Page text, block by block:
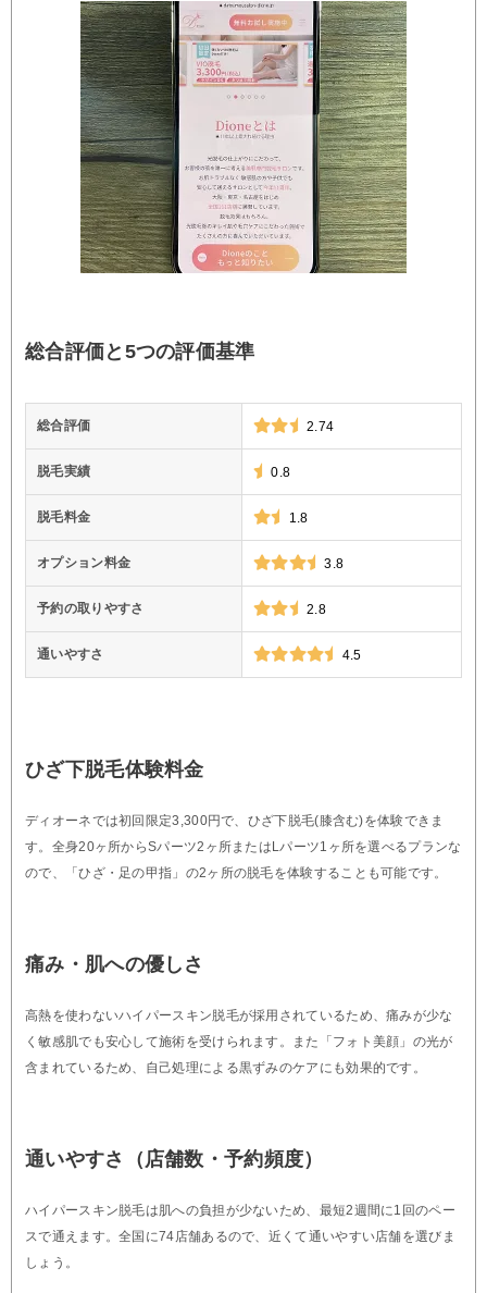
総合評価と5つの評価基準
総合評価 2.74
脱毛実績 0.8
脱毛料金 1.8
オプション料金 3.8
予約の取りやすさ 2.8
通いやすさ 4.5
ひざ下脱毛体験料金
ディオーネでは初回限定3,300円で、ひざ下脱毛(膝含む)を体験できま
す。全身20ヶ所からSパーツ2ヶ所またはLパーツ1ヶ所を選べるプランな
ので、「ひざ・足の甲指」の2ヶ所の脱毛を体験することも可能です。
痛み・肌への優しさ
高熱を使わないハイパースキン脱毛が採用されているため、痛みが少な
く敏感肌でも安心して施術を受けられます。また「フォト美顔」の光が
含まれているため、自己処理による黒ずみのケアにも効果的です。
通いやすさ（店舗数・予約頻度）
ハイパースキン脱毛は肌への負担が少ないため、最短2週間に1回のペー
スで通えます。全国に74店舗あるので、近くて通いやすい店舗を選びま
しょう。